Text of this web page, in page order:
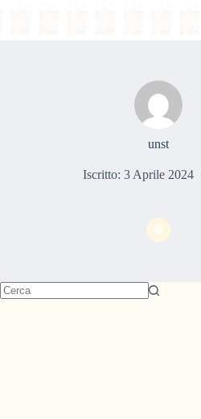
unst
Iscritto: 3 Aprile 2024